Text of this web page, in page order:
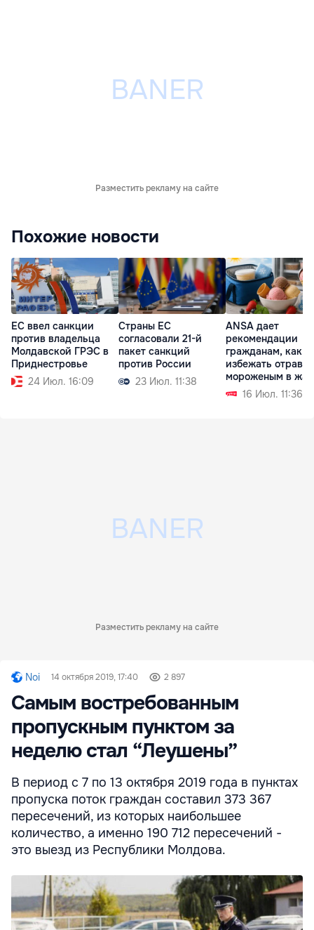
Разместить рекламу на сайте
Похожие новости
ЕС ввел санкции
против владельца
Молдавской ГРЭС в
Приднестровье
24 Июл. 16:09
Страны ЕС
согласовали 21-й
пакет санкций
против России
23 Июл. 11:38
ANSA дает
рекомендации
гражданам, как
избежать
мороженым в
16 Июл. 11:36
Разместить рекламу на сайте
Noi 14 октября 2019, 17:40 2 897
Самым востребованным
пропускным пунктом за
неделю стал “Леушены”
В период с 7 по 13 октября 2019 года в пунктах
пропуска поток граждан составил 373 367
пересечений, из которых наибольшее
количество, а именно 190 712 пересечений -
это выезд из Республики Молдова.